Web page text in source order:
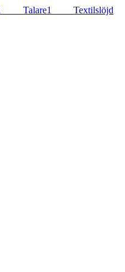
Talare1 Textilslöjd